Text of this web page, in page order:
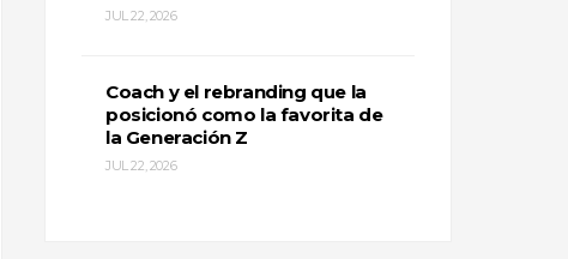
JUL 22, 2026
Coach y el rebranding que la
posicionó como la favorita de
la Generación Z
JUL 22, 2026